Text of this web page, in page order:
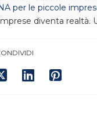
per le piccole
diventa realtà.